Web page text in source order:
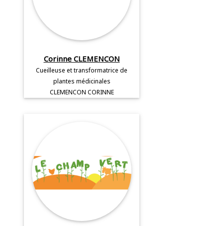
Corinne CLEMENCON
Cueilleuse et transformatrice de
plantes médicinales
CLEMENCON CORINNE